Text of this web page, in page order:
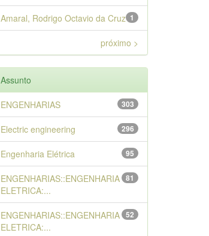
1
Amaral, Rodrigo Octavio da Cruz
próximo >
Assunto
303
ENGENHARIAS
296
Electric engineering
95
Engenharia Elétrica
81
ENGENHARIAS::ENGENHARIA
ELETRICA:...
52
ENGENHARIAS::ENGENHARIA
ELETRICA:...